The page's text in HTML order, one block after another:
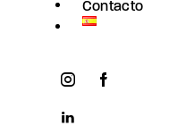
Contacto
instagramfacebook-
linkedin